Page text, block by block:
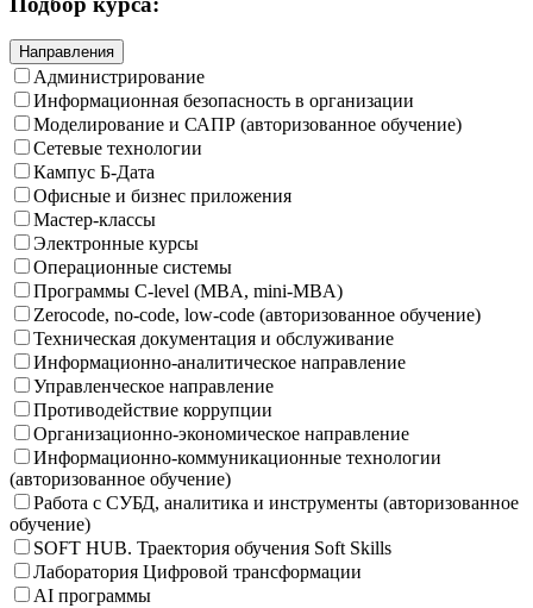
Направления
Администрирование
Информационная безопасность в организации
Моделирование и САПР (авторизованное обучение)
Сетевые технологии
Кампус Б-Дата
Офисные и бизнес приложения
Мастер-классы
Электронные курсы
Операционные системы
Программы C-level (MBA, mini-MBA)
Zerocode, no-code, low-code (авторизованное обучение)
Техническая документация и обслуживание
Информационно-аналитическое направление
Управленческое направление
Противодействие коррупции
Организационно-экономическое направление
Информационно-коммуникационные технологии
(авторизованное обучение)
Работа с СУБД, аналитика и инструменты (авторизованное
обучение)
SOFT HUB. Траектория обучения Soft Skills
Лаборатория Цифровой трансформации
AI программы